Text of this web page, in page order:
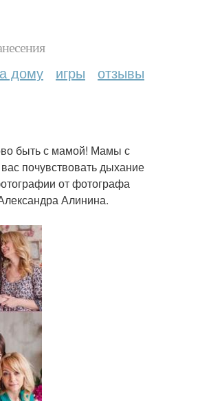
дому игры отзывы
быть с мамой! Мамы с
почувствовать дыхание
от фотографа
Алинина.